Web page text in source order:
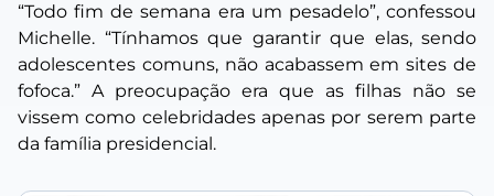
“Todo fim de semana era um pesadelo”, confessou
Michelle. “Tínhamos que garantir que elas, sendo
adolescentes comuns, não acabassem em sites de
fofoca.” A preocupação era que as filhas não se
vissem como celebridades apenas por serem parte
da família presidencial.